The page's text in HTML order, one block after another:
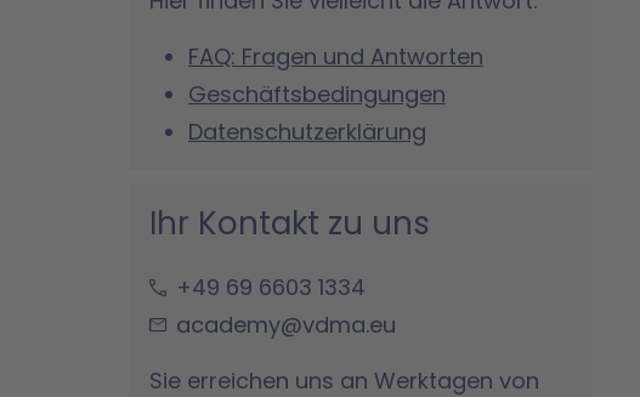
FAQ: Fragen und Antworten
Geschäftsbedingungen
Datenschutzerklärung
Ihr Kontakt zu uns
+49 69 6603 1334
academy@vdma.eu
Sie erreichen uns an Werktagen von